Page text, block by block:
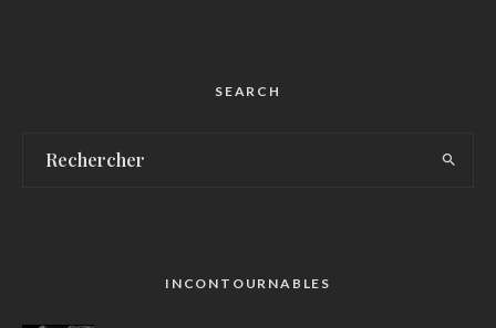
SEARCH
INCONTOURNABLES